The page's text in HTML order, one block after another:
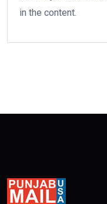
in the content.